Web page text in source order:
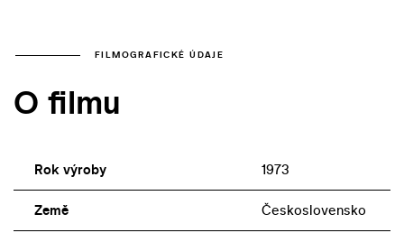
spolklo a kterého nečekaná popularita těší… Tendenční
studijní materiál, považovali za pochybný i samotní
FILMOGRAFICKÉ ÚDAJE
O filmu
Rok výroby 1973
Země Československo